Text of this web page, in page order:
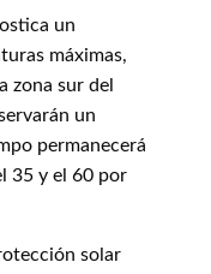
un
máximas,
zona sur del
un
permanecerá
35 y el 60 por
solar